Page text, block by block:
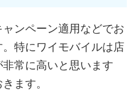
ンペーン適用などでお
特にワイモバイルは店
常に高いと思います
ます。